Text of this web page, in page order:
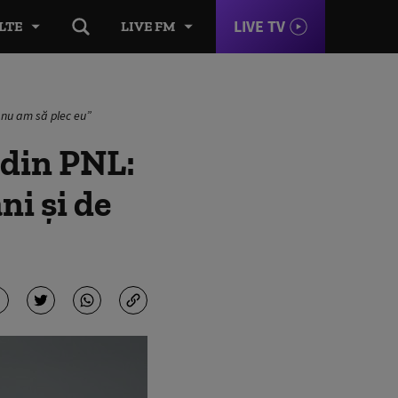
LIVE FM LIVE TV
am să plec eu”
PNL:
şi de